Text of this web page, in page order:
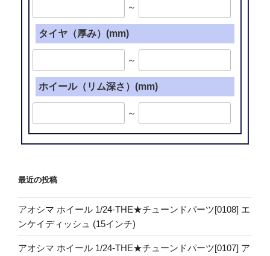
～
タイヤ（厚み）(mm)
～
ホイール（リム深さ）(mm)
～
最近の投稿
アオシマ ホイール 1/24-THE★チューンドパーツ[0108] エ
ンケイディッシュ (15インチ)
アオシマ ホイール 1/24-THE★チューンドパーツ[0107] ア